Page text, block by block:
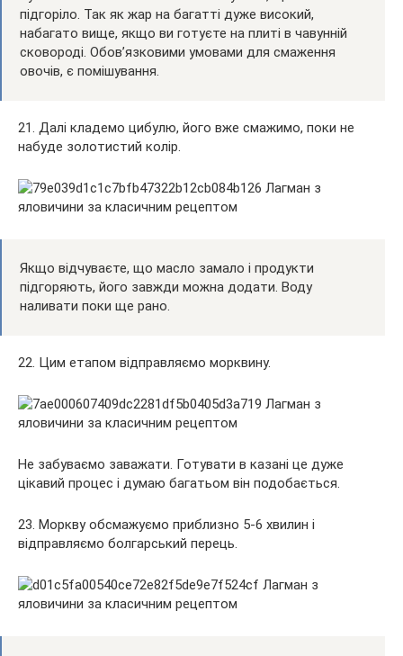
підгоріло. Так як жар на багатті дуже високий,
набагато вище, якщо ви готуєте на плиті в чавунній
сковороді. Обов’язковими умовами для смаження
овочів, є помішування.
21. Далі кладемо цибулю, його вже смажимо, поки не
набуде золотистий колір.
Якщо відчуваєте, що масло замало і продукти
підгоряють, його завжди можна додати. Воду
наливати поки ще рано.
22. Цим етапом відправляємо морквину.
Не забуваємо заважати. Готувати в казані це дуже
цікавий процес і думаю багатьом він подобається.
23. Моркву обсмажуємо приблизно 5-6 хвилин і
відправляємо болгарський перець.